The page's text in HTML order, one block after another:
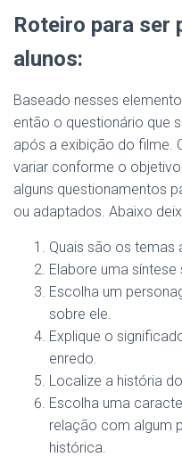
Roteiro para ser
alunos:
Baseado nesses
então o questionário que
após a exibição do filme.
variar conforme o
alguns questionamentos
ou adaptados. Abaixo
Quais são os temas
Elabore uma
Escolha um
sobre ele.
Explique o
enredo.
Localize a história
Escolha uma
relação com algum
histórica.